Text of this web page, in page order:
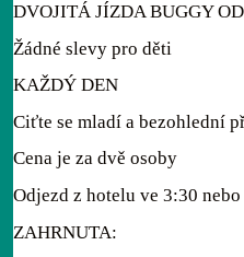
DVOJITÁ JÍZDA BUGGY
Žádné slevy pro děti
KAŽDÝ DEN
Ciťte se mladí a bezohlední
Cena je za dvě osoby
Odjezd z hotelu ve 3:30
ZAHRNUTA: